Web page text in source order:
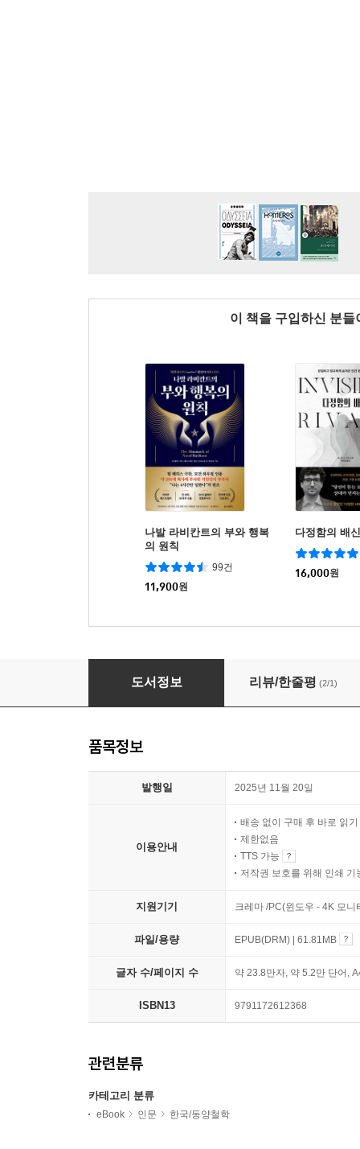
이 책을 구입하신 분
나발 라비칸트의 부와 행복
의 원칙
99건
11,900원
다정함의 배신
16,000원
한방에 깨닫는 법 : 마음 혁명
도서정보 리뷰/한줄평 (2/1)
품목정보
발행일 2025년 11월 20일
이용안내
배송 없이 구매 후 바로 읽기
제한없음
TTS 가능
저작권 보호를 위해 인쇄 기
지원기기 크레마 /PC(윈도우 - 4K 모
파일/용량 EPUB(DRM) | 61.81MB
글자 수/페이지 수 약 23.8만자, 약 5.2만 단어,
ISBN13 9791172612368
관련분류
카테고리 분류
eBook 인문 한국/동양철학